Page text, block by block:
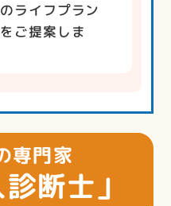
ライフプラン
ご提案しま
専門家
断士」